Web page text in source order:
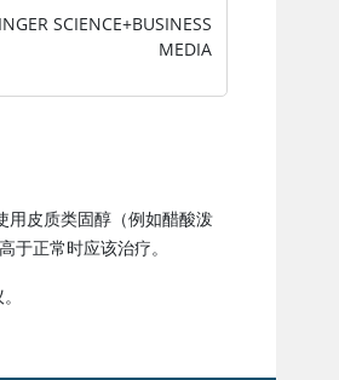
SCIENCE+BUSINESS
MEDIA
用皮质类固醇（例如醋酸泼
正常时应该治疗。